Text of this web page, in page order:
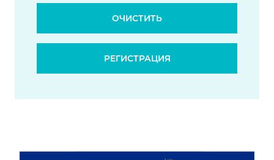
ОЧИСТИТЬ
РЕГИСТРАЦИЯ